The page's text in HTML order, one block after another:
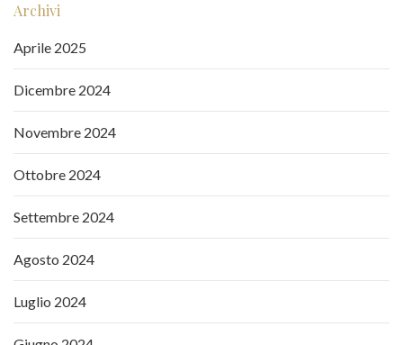
Archivi
Aprile 2025
Dicembre 2024
Novembre 2024
Ottobre 2024
Settembre 2024
Agosto 2024
Luglio 2024